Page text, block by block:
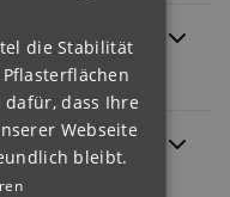
mit älteren
NORWEGIAN
HUNGARIAN
die Stabilität
dafür, dass Ihre
Webseite
bleibt.